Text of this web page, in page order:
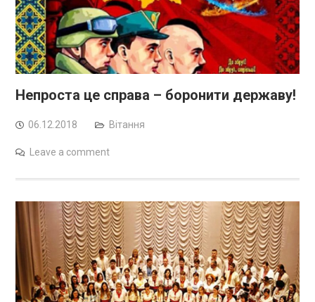
Непроста це справа – боронити державу!
06.12.2018 Вітання
Leave a comment